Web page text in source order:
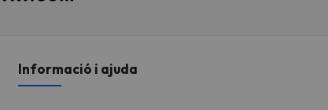
Informació i ajuda